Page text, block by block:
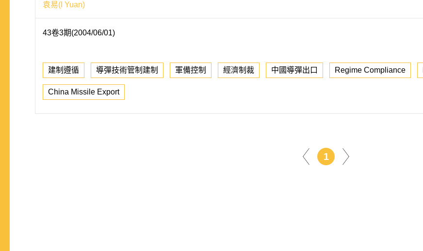
袁易(I Yuan)
43卷3期(2004/06/01)
建制遵循 導彈技術管制建制 軍備控制 經濟制裁 中國導彈出口 Regime Compliance
China Missile Export
1